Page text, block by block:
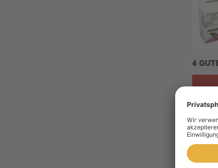
4
10
Toner